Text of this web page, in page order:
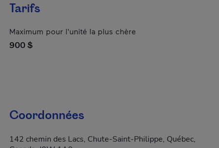
Tarifs
Maximum pour l'unité la plus chère
900 $
Coordonnées
142 chemin des Lacs, Chute-Saint-Philippe, Québec,